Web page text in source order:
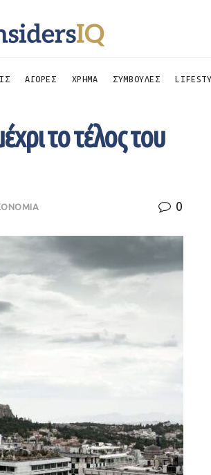
ΑΓΟΡΕΣ ΧΡΗΜΑ ΣΥΜΒΟΥΛΕΣ
το τέλος του
0